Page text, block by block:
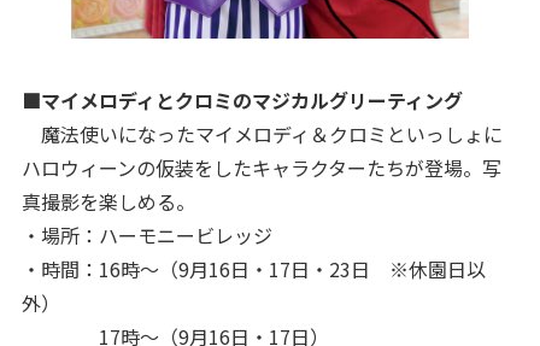
■マイメロディとクロミのマジカルグリーティング
魔法使いになったマイメロディ＆クロミといっしょに
ハロウィーンの仮装をしたキャラクターたちが登場。写
真撮影を楽しめる。
・場所：ハーモニービレッジ
・時間：16時〜（9月16日・17日・23日 ※休園日以
外）
17時〜（9月16日・17日）